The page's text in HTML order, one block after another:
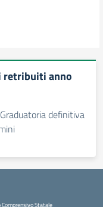
retribuiti anno
definitiva
Statale